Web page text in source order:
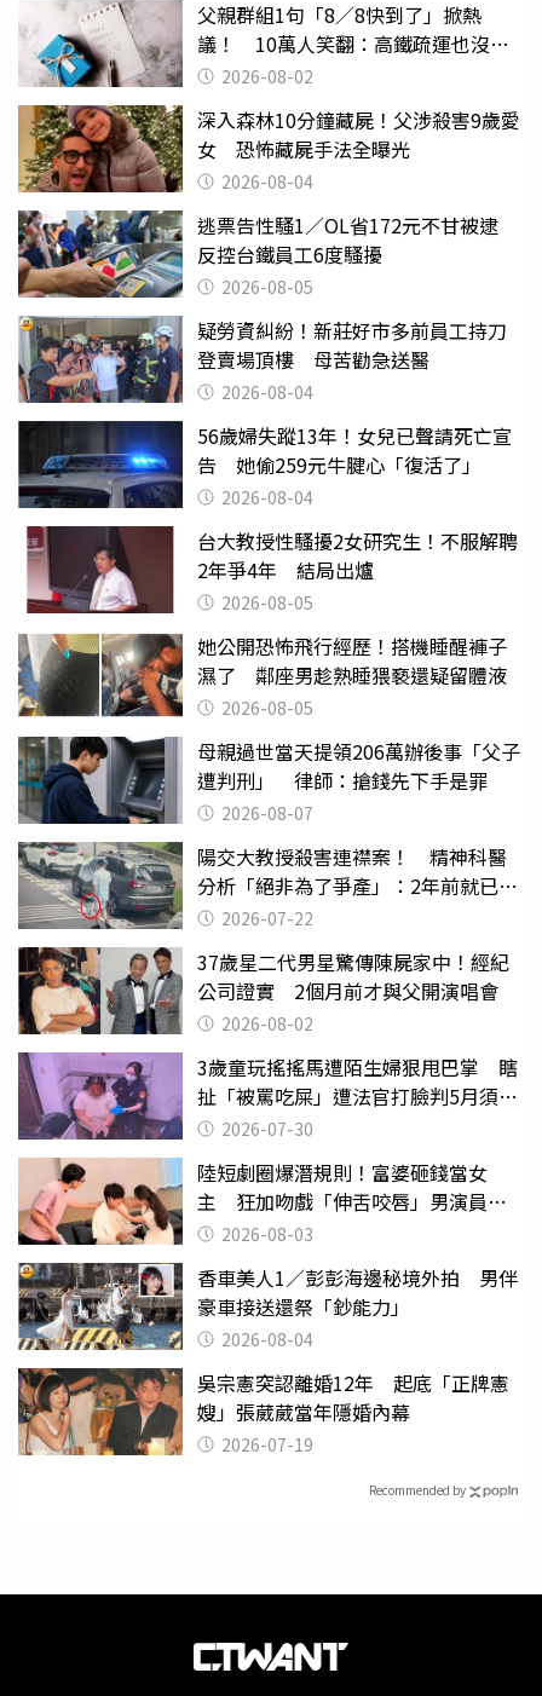
父親群組1句「8／8快到了」掀熱
議！ 10萬人笑翻：高鐵疏運也沒列
父親節
2026-08-02
深入森林10分鐘藏屍！父涉殺害9歲愛
女 恐怖藏屍手法全曝光
2026-08-04
逃票告性騷1／OL省172元不甘被逮
反控台鐵員工6度騷擾
2026-08-05
疑勞資糾紛！新莊好市多前員工持刀
登賣場頂樓 母苦勸急送醫
2026-08-04
56歲婦失蹤13年！女兒已聲請死亡宣
告 她偷259元牛腱心「復活了」
2026-08-04
台大教授性騷擾2女研究生！不服解聘
2年爭4年 結局出爐
2026-08-05
她公開恐怖飛行經歷！搭機睡醒褲子
濕了 鄰座男趁熟睡猥褻還疑留體液
2026-08-05
母親過世當天提領206萬辦後事「父子
遭判刑」 律師：搶錢先下手是罪
2026-08-07
陽交大教授殺害連襟案！ 精神科醫
分析「絕非為了爭產」：2年前就已言
行詭異
2026-07-22
37歲星二代男星驚傳陳屍家中！經紀
公司證實 2個月前才與父開演唱會
2026-08-02
3歲童玩搖搖馬遭陌生婦狠甩巴掌 瞎
扯「被罵吃屎」遭法官打臉判5月須入
監 2026-07-30
陸短劇圈爆潛規則！富婆砸錢當女
主 狂加吻戲「伸舌咬唇」男演員崩
潰 2026-08-03
香車美人1／彭彭海邊秘境外拍 男伴
豪車接送還祭「鈔能力」
2026-08-04
吳宗憲突認離婚12年 起底「正牌憲
嫂」張葳葳當年隱婚內幕
2026-07-19
Recommended by